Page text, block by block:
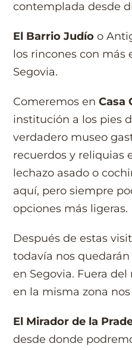
contemplada desde
El Barrio Judío o
los rincones con más
Segovia.
Comeremos enCasa
institución a los pies
verdadero museo
recuerdos y reliquias
lechazo asado o
aquí, pero siempre
opciones más ligeras.
Después de estas
todavía nos
en Segovia. Fuera
en la misma zona
El Mirador de la
desde donde